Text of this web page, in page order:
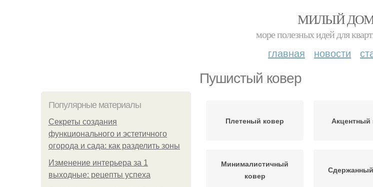
МИЛЫЙ
море полезных идей для
главная новости
Пушистый ковер
Популярные материалы
Секреты создания
функционального и эстетичного
огорода и сада: как разделить зоны
Изменение интерьера за 1
выходные: рецепты успеха
Плетеный ковер Акцентный
Минималистичный
ковер